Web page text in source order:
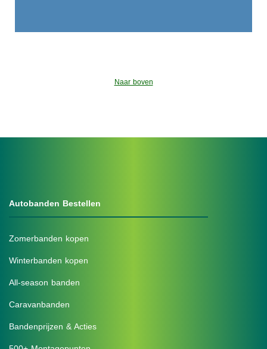
Naar boven
Autobanden Bestellen
Zomerbanden kopen
Winterbanden kopen
All-season banden
Caravanbanden
Bandenprijzen & Acties